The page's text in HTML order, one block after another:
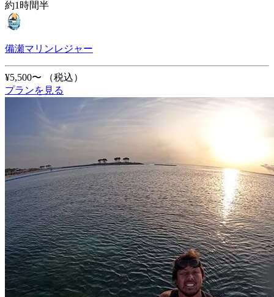
約1時間半
備瀬マリンレジャー
¥5,500〜
（税込）
プランを見る